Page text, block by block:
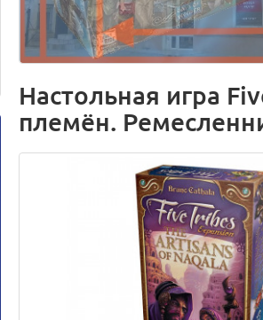
Настольная игра
племён.